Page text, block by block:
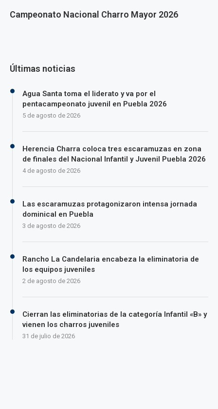
Campeonato Nacional Charro Mayor 2026
Últimas noticias
Agua Santa toma el liderato y va por el
pentacampeonato juvenil en Puebla 2026
5 de agosto de 2026
Herencia Charra coloca tres escaramuzas en zona
de finales del Nacional Infantil y Juvenil Puebla 2026
4 de agosto de 2026
Las escaramuzas protagonizaron intensa jornada
dominical en Puebla
3 de agosto de 2026
Rancho La Candelaria encabeza la eliminatoria de
los equipos juveniles
2 de agosto de 2026
Cierran las eliminatorias de la categoría Infantil «B» y
vienen los charros juveniles
31 de julio de 2026